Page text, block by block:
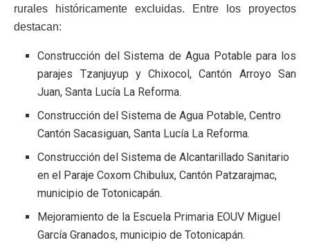
rurales históricamente excluidas. Entre los proyectos
destacan:
Construcción del Sistema de Agua Potable para los
parajes Tzanjuyup y Chixocol, Cantón Arroyo San
Juan, Santa Lucía La Reforma.
Construcción del Sistema de Agua Potable, Centro
Cantón Sacasiguan, Santa Lucía La Reforma.
Construcción del Sistema de Alcantarillado Sanitario
en el Paraje Coxom Chibulux, Cantón Patzarajmac,
municipio de Totonicapán.
Mejoramiento de la Escuela Primaria EOUV Miguel
García Granados, municipio de Totonicapán.